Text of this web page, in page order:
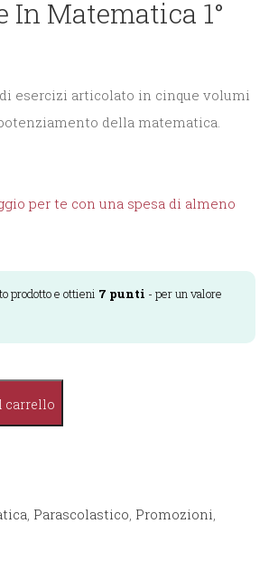
In Matematica 1°
esercizi articolato in cinque volumi
della matematica.
per te con una spesa di almeno
prodotto e ottieni 7 punti - per un valore
carrello
, Parascolastico, Promozioni,